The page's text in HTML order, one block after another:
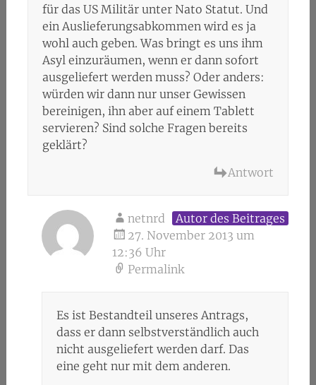
für das US Militär unter Nato Statut. Und
ein Auslieferungsabkommen wird es ja
wohl auch geben. Was bringt es uns ihm
Asyl einzuräumen, wenn er dann sofort
ausgeliefert werden muss? Oder anders:
würden wir dann nur unser Gewissen
bereinigen, ihn aber auf einem Tablett
servieren? Sind solche Fragen bereits
geklärt?
Antwort
netnrd
Autor des Beitrages
27. November 2013 um
12:36 Uhr
Permalink
Es ist Bestandteil unseres Antrags,
dass er dann selbstverständlich auch
nicht ausgeliefert werden darf. Das
eine geht nur mit dem anderen.